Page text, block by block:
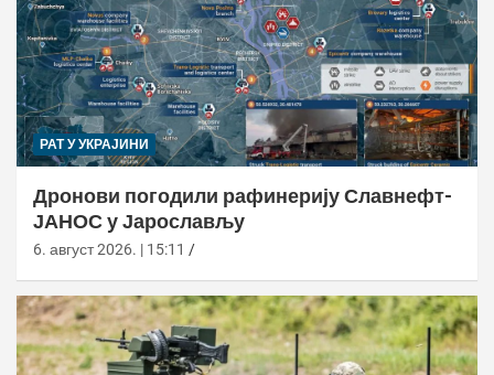
РАТ У УКРАЈИНИ
Дронови погодили рафинерију Славнефт-
ЈАНОС у Јарослављу
6. август 2026. | 15:11